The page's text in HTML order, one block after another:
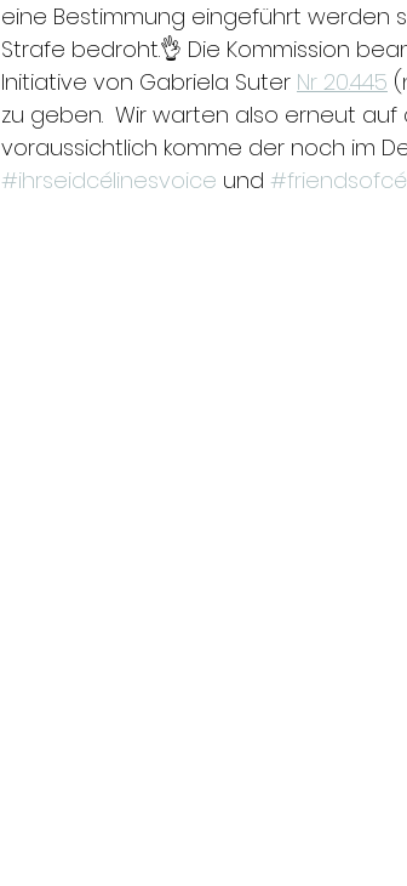
eine Bestimmung eingeführt werden
Strafe bedroht.👌 Die Kommission
Initiative von Gabriela Suter Nr 20.445
zu geben.  Wir warten also erneut
voraussichtlich komme der noch im
#ihrseidcélinesvoice und